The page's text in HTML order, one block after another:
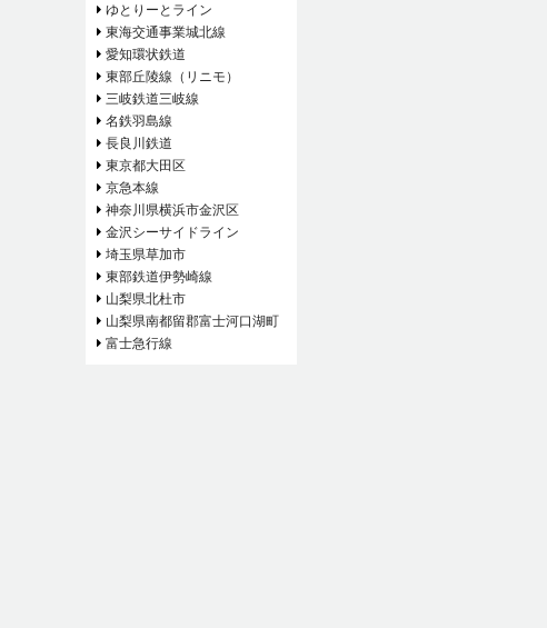
ゆとりーとライン
東海交通事業城北線
愛知環状鉄道
東部丘陵線（リニモ）
三岐鉄道三岐線
名鉄羽島線
長良川鉄道
東京都大田区
京急本線
神奈川県横浜市金沢区
金沢シーサイドライン
埼玉県草加市
東部鉄道伊勢崎線
山梨県北杜市
山梨県南都留郡富士河口湖町
富士急行線